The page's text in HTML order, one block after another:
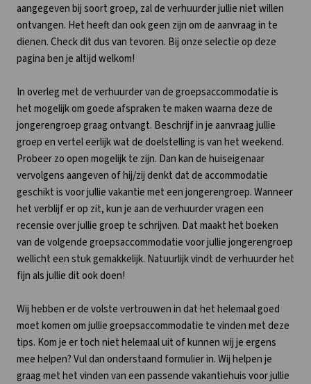
aangegeven bij soort groep, zal de verhuurder jullie niet willen
ontvangen. Het heeft dan ook geen zijn om de aanvraag in te
dienen. Check dit dus van tevoren. Bij onze selectie op deze
pagina ben je altijd welkom!
In overleg met de verhuurder van de groepsaccommodatie is
het mogelijk om goede afspraken te maken waarna deze de
jongerengroep graag ontvangt. Beschrijf in je aanvraag jullie
groep en vertel eerlijk wat de doelstelling is van het weekend.
Probeer zo open mogelijk te zijn. Dan kan de huiseigenaar
vervolgens aangeven of hij/zij denkt dat de accommodatie
geschikt is voor jullie vakantie met een jongerengroep. Wanneer
het verblijf er op zit, kun je aan de verhuurder vragen een
recensie over jullie groep te schrijven. Dat maakt het boeken
van de volgende groepsaccommodatie voor jullie jongerengroep
wellicht een stuk gemakkelijk. Natuurlijk vindt de verhuurder het
fijn als jullie dit ook doen!
Wij hebben er de volste vertrouwen in dat het helemaal goed
moet komen om jullie groepsaccommodatie te vinden met deze
tips. Kom je er toch niet helemaal uit of kunnen wij je ergens
mee helpen? Vul dan onderstaand formulier in. Wij helpen je
graag met het vinden van een passende vakantiehuis voor jullie